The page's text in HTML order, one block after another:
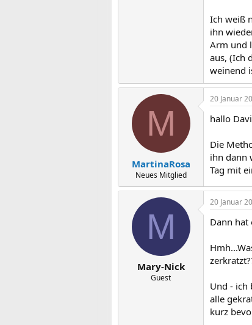
Ich weiß
ihn
Arm und
aus, (Ich
weinend
M
MartinaRosa
Neues Mitglied
20 Januar
hallo
Die
ihn dann
Tag mit
M
Mary-Nick
Guest
20 Januar
Dann hat
Und - ich
alle
kurz